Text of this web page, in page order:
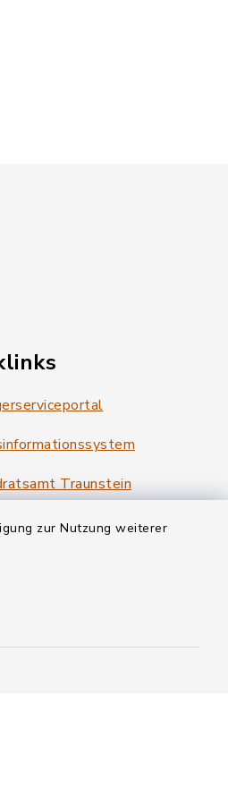
zur Nutzung weiterer
Traunstein
Siegsdorf
Chiemgau